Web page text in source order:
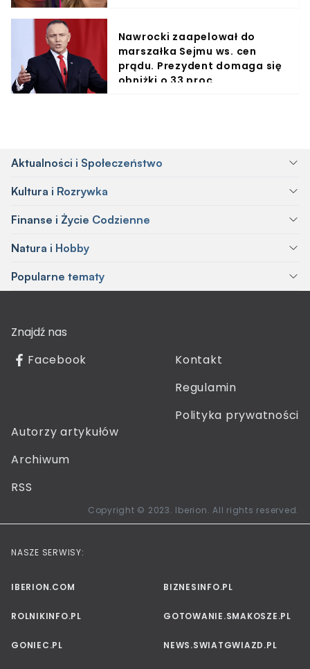
Nawrocki zaapelował do
marszałka Sejmu ws. cen
prądu. Prezydent domaga się
obniżki o 33 proc.
Aktualności i Społeczeństwo
Kultura i Rozrywka
Finanse i Życie Codzienne
Natura i Hobby
Popularne tematy
Znajdź nas
Facebook
Kontakt
Regulamin
Polityka prywatności
Autorzy artykułów
Archiwum
RSS
Copyright © 2023. Iberion. All rights reserved.
NASZE SERWISY:
IBERION.COM BIZNESINFO.PL
ROLNIKINFO.PL GOTOWANIE.SMAKOSZE.PL
GONIEC.PL NEWS.SWIATGWIAZD.PL